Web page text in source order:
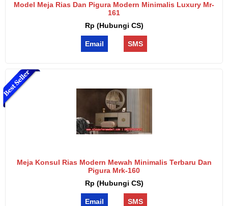
Model Meja Rias Dan Pigura Modern Minimalis Luxury Mr-
161
Rp (Hubungi CS)
Email SMS
Meja Konsul Rias Modern Mewah Minimalis Terbaru Dan
Pigura Mrk-160
Rp (Hubungi CS)
Email SMS